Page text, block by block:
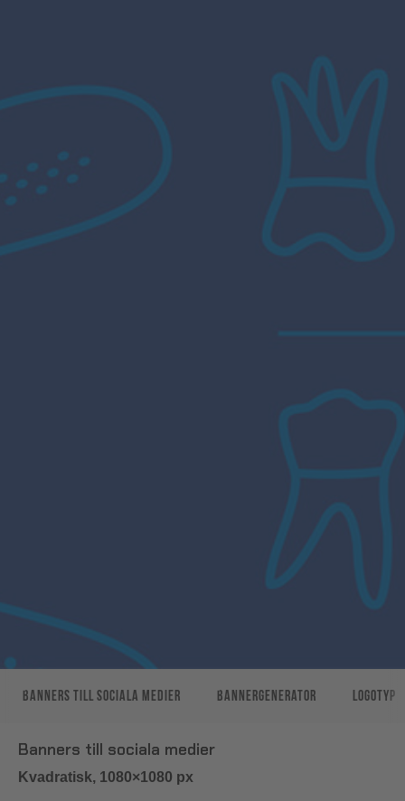
Banners till sociala medier Bannergenerator Logotyp
Banners till sociala medier
Kvadratisk, 1080×1080 px